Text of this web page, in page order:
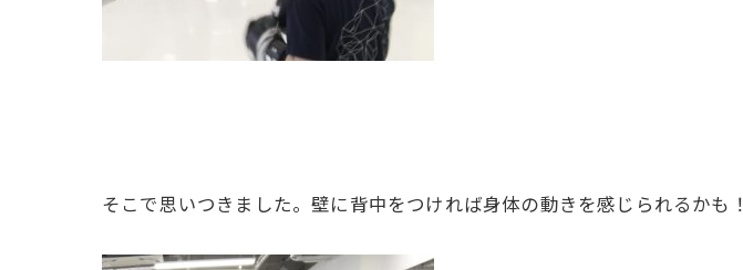
そこで思いつきました。壁に背中をつければ身体の動きを感じられるかも！